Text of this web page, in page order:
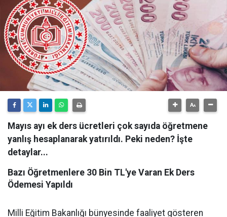
Mayıs ayı ek ders ücretleri çok sayıda öğretmene
yanlış hesaplanarak yatırıldı. Peki neden? İşte
detaylar...
Bazı Öğretmenlere 30 Bin TL'ye Varan Ek Ders
Ödemesi Yapıldı
Milli Eğitim Bakanlığı bünyesinde faaliyet gösteren